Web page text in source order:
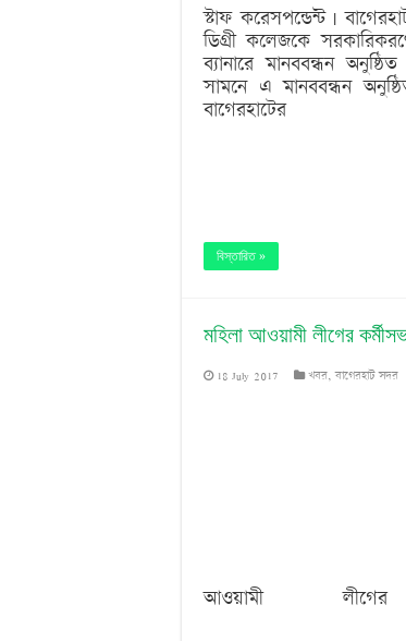
স্টাফ করেসপন্ডেন্ট |
ডিগ্রী কলেজকে
ব্যানারে মানববন্ধন
সামনে এ মানববন্ধন
বিস্তারিত »
মহিলা আওয়ামী লীগের
18 July 2017 খবর,বাগেরহাট সদর
আওয়ামী